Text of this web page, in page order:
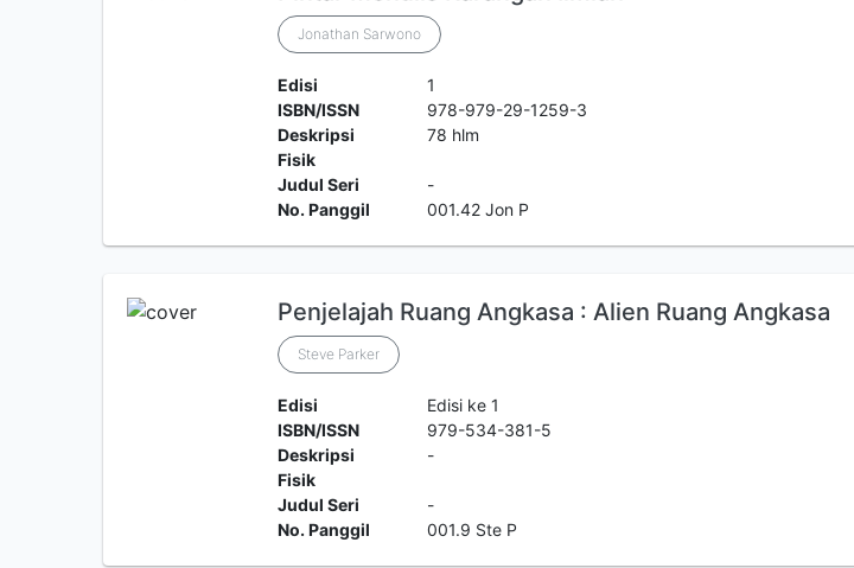
Jonathan Sarwono
Edisi
1
ISBN/ISSN
978-979-29-1259-3
Deskripsi
Fisik
78 hlm
Judul Seri
-
No. Panggil
001.42 Jon P
Penjelajah Ruang Angkasa : Alien Ruang Angkasa
Steve Parker
Edisi
Edisi ke 1
ISBN/ISSN
979-534-381-5
Deskripsi
Fisik
-
Judul Seri
-
No. Panggil
001.9 Ste P